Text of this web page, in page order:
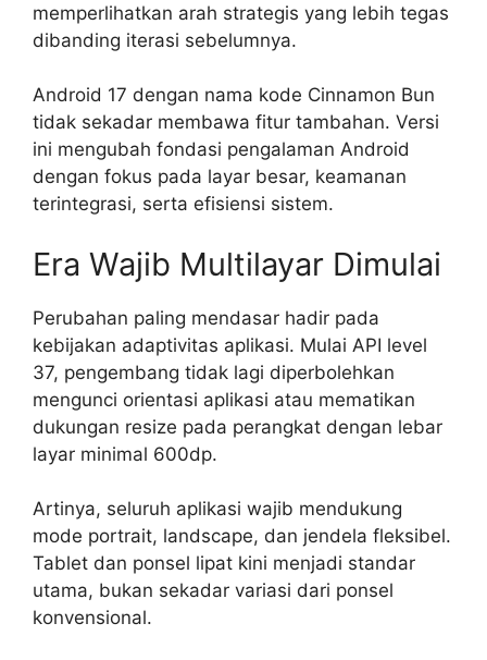
memperlihatkan arah strategis yang lebih tegas
dibanding iterasi sebelumnya.
Android 17 dengan nama kode Cinnamon Bun
tidak sekadar membawa fitur tambahan. Versi
ini mengubah fondasi pengalaman Android
dengan fokus pada layar besar, keamanan
terintegrasi, serta efisiensi sistem.
Era Wajib Multilayar Dimulai
Perubahan paling mendasar hadir pada
kebijakan adaptivitas aplikasi. Mulai API level
37, pengembang tidak lagi diperbolehkan
mengunci orientasi aplikasi atau mematikan
dukungan resize pada perangkat dengan lebar
layar minimal 600dp.
Artinya, seluruh aplikasi wajib mendukung
mode portrait, landscape, dan jendela fleksibel.
Tablet dan ponsel lipat kini menjadi standar
utama, bukan sekadar variasi dari ponsel
konvensional.